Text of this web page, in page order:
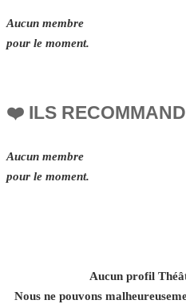
Aucun membre
pour le moment.
❤️ ILS
Aucun membre
pour le moment.
Aucun profil
Nous ne pouvons